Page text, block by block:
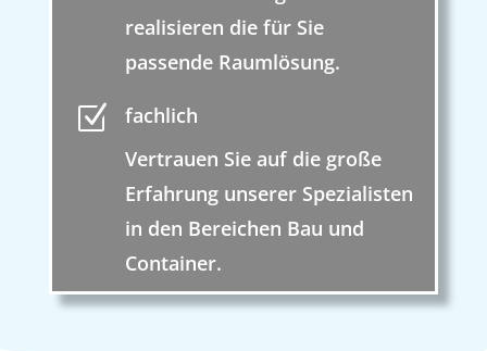
realisieren die für Sie
passende Raumlösung.
Z
fachlich
Vertrauen Sie auf die große
Erfahrung unserer Spezialisten
in den Bereichen Bau und
Container.